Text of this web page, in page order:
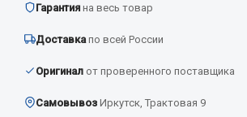
Автокаталоги
Аксессуары автомобильные
Брызговики
Вентиляторы кабины
Гарантия на весь товар
Доставка по всей России
Оригинал от проверенного поставщика
Самовывоз Иркутск, Трактовая 9